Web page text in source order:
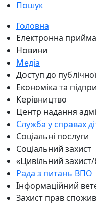
Пошук
Головна
Електронна
Новини
Медіа
Доступ до
Економіка та
Керівництво
Центр надання
Служба у справах
Соціальні послуги
Соціальний захист
«Цивільний
Рада з питань ВПО
Інформаційний
Захист прав